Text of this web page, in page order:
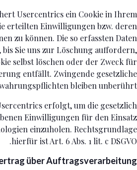
Usercentrics ein Cookie in Ihrem
erteilten Einwilligungen bzw. deren
zu können. Die so erfassten Daten
Sie uns zur Löschung auffordern,
selbst löschen oder der Zweck für
entfällt. Zwingende gesetzliche
bleiben unberührt.
erfolgt, um die gesetzlich
Einwilligungen für den Einsatz
einzuholen. Rechtsgrundlage
hierfür ist Art. 6 Abs. 1 lit. c DSGVO.
über Auftragsverarbeitung